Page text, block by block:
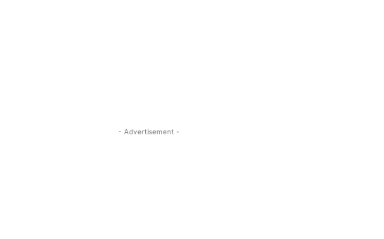
- Advertisement -